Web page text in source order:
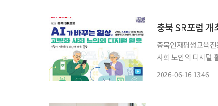
충북 SR포럼 개
충북인재평생교육진
사회 노인의 디지털
2026-06-16 13:46